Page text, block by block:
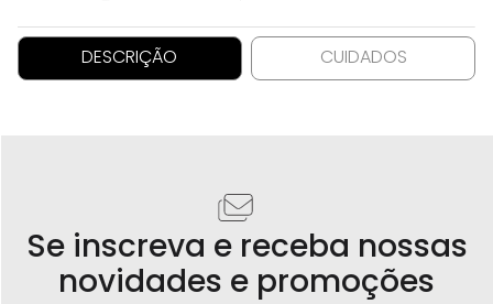
DESCRIÇÃO CUIDADOS
Se inscreva e receba nossas
novidades e promoções